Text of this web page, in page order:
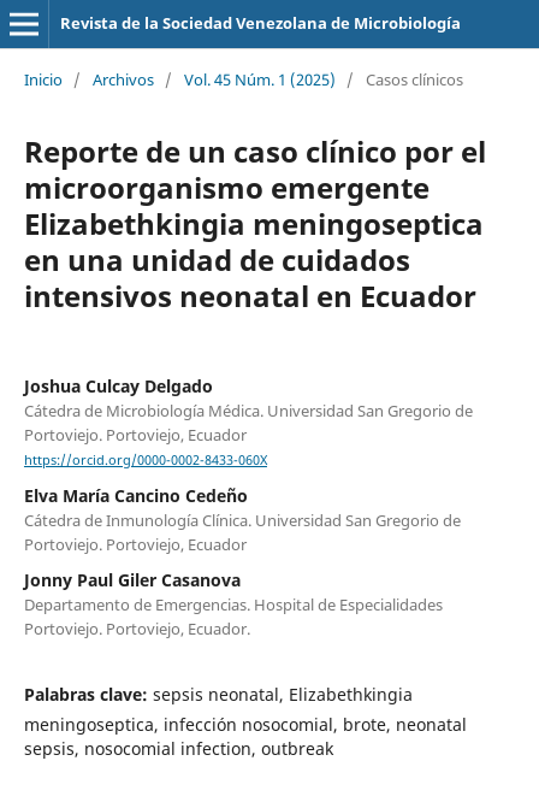
Revista de la Sociedad Venezolana de Microbiología
Inicio / Archivos / Vol. 45 Núm. 1 (2025) / Casos clínicos
Reporte de un caso clínico por el
microorganismo emergente
Elizabethkingia meningoseptica
en una unidad de cuidados
intensivos neonatal en Ecuador
Joshua Culcay Delgado
Cátedra de Microbiología Médica. Universidad San Gregorio de
Portoviejo. Portoviejo, Ecuador
https://orcid.org/0000-0002-8433-060X
Elva María Cancino Cedeño
Cátedra de Inmunología Clínica. Universidad San Gregorio de
Portoviejo. Portoviejo, Ecuador
Jonny Paul Giler Casanova
Departamento de Emergencias. Hospital de Especialidades
Portoviejo. Portoviejo, Ecuador.
Palabras clave: sepsis neonatal, Elizabethkingia
meningoseptica, infección nosocomial, brote, neonatal
sepsis, nosocomial infection, outbreak